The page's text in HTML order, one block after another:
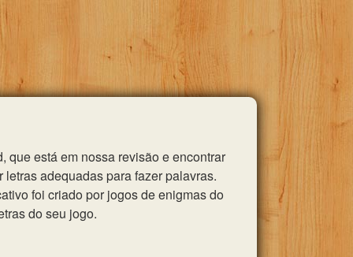
que está em nossa revisão e encontrar
adequadas para fazer palavras.
foi criado por jogos de enigmas do
do seu jogo.